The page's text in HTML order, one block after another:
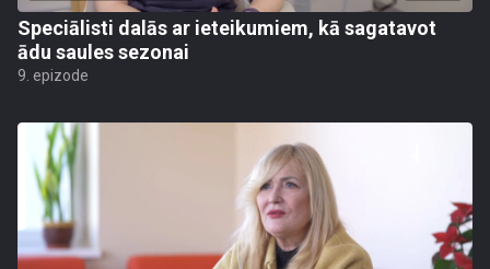
Speciālisti dalās ar ieteikumiem, kā sagatavot
ādu saules sezonai
9. epizode